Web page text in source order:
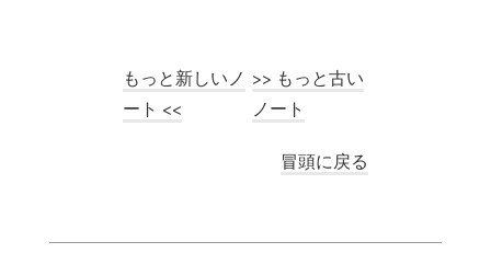
もっと新しいノ
ート <<
>> もっと古い
ノート
冒頭に戻る